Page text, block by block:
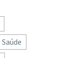
Saúde